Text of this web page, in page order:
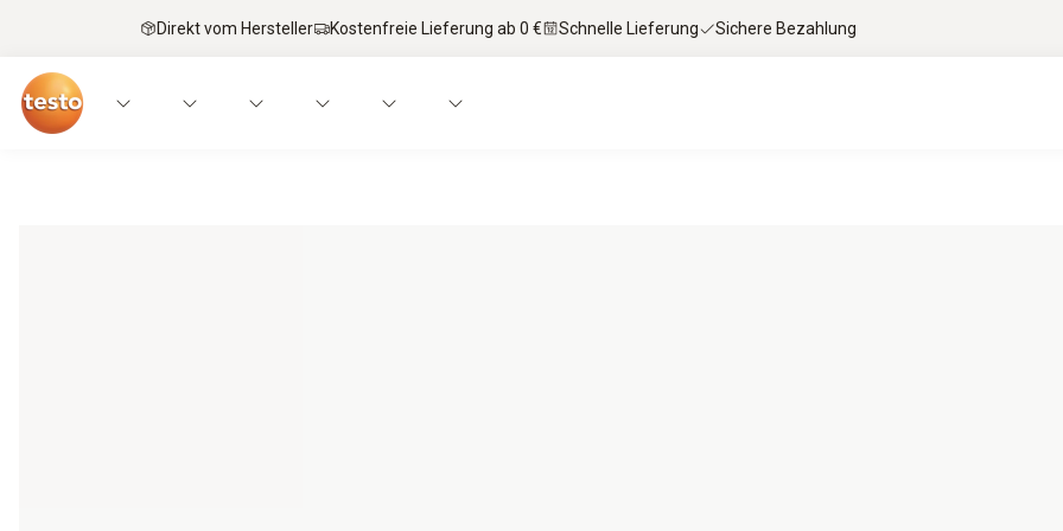
Direkt vom Hersteller Kostenfreie Lieferung ab 0 € Schnelle Lieferung Sichere Bezahlung